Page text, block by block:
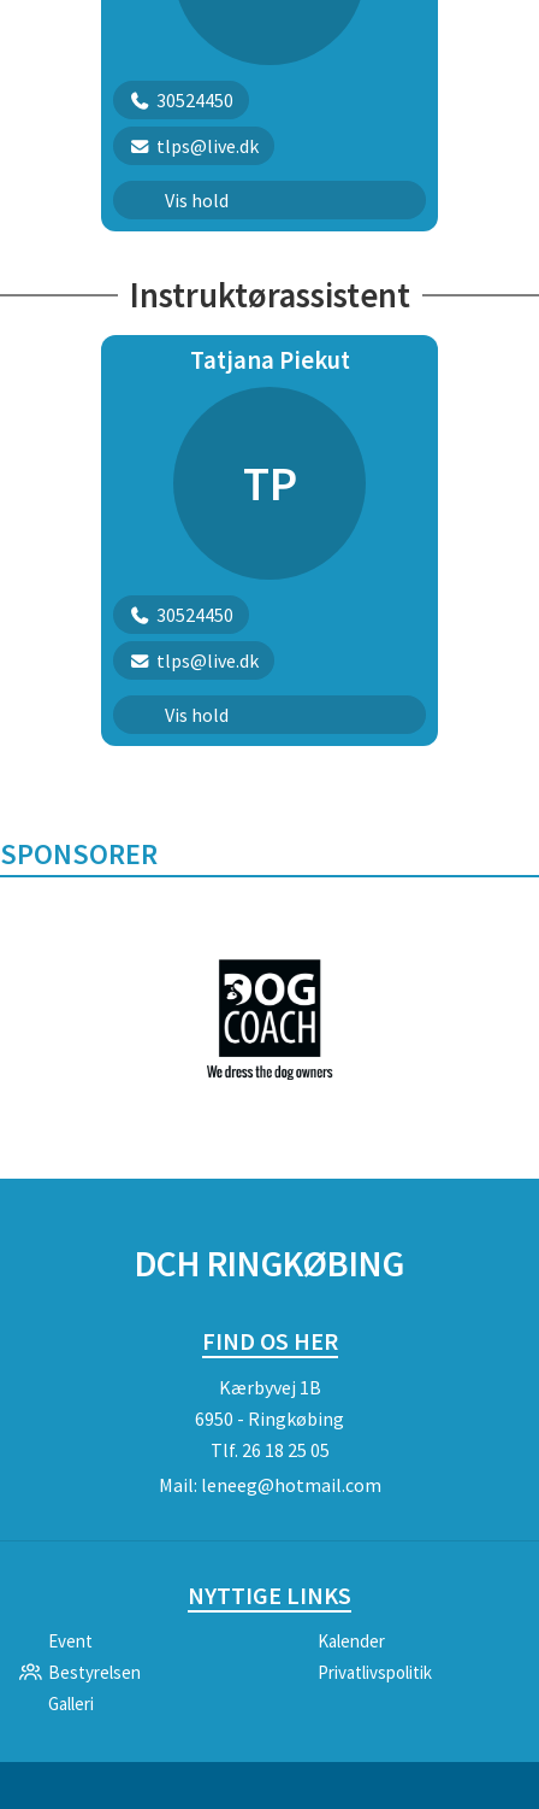
30524450
tlps@live.dk
Vis hold
Unghundehold
Instruktørassistent
Tatjana Piekut
TP
30524450
tlps@live.dk
Vis hold
Unghundehold
SPONSORER
DCH RINGKØBING
FIND OS HER
Kærbyvej 1B
6950 - Ringkøbing
Tlf. 26 18 25 05
Mail: leneeg@hotmail.com
NYTTIGE LINKS
Event
Kalender
Bestyrelsen
Privatlivspolitik
Galleri